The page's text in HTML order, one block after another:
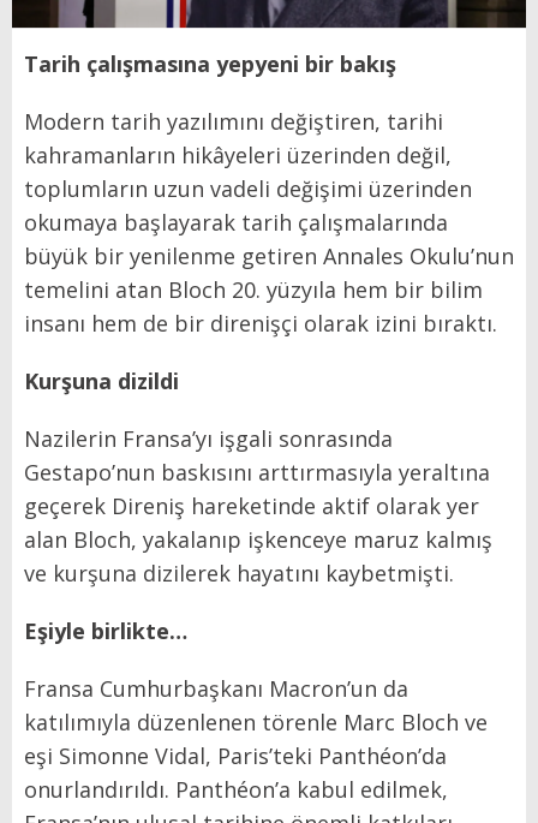
Tarih çalışmasına yepyeni bir bakış
Modern tarih yazılımını değiştiren, tarihi
kahramanların hikâyeleri üzerinden değil,
toplumların uzun vadeli değişimi üzerinden
okumaya başlayarak tarih çalışmalarında
büyük bir yenilenme getiren Annales Okulu’nun
temelini atan Bloch 20. yüzyıla hem bir bilim
insanı hem de bir direnişçi olarak izini bıraktı.
Kurşuna dizildi
Nazilerin Fransa’yı işgali sonrasında
Gestapo’nun baskısını arttırmasıyla yeraltına
geçerek Direniş hareketinde aktif olarak yer
alan Bloch, yakalanıp işkenceye maruz kalmış
ve kurşuna dizilerek hayatını kaybetmişti.
Eşiyle birlikte…
Fransa Cumhurbaşkanı Macron’un da
katılımıyla düzenlenen törenle Marc Bloch ve
eşi Simonne Vidal, Paris’teki Panthéon’da
onurlandırıldı. Panthéon’a kabul edilmek,